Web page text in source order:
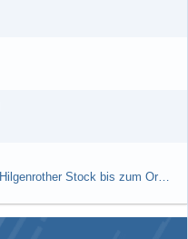
Anpflanzen einer Baum-Allee vom Hilgenrother Stock bis zum Ortseingang